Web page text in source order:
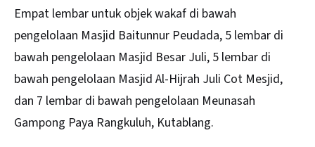
Empat lembar untuk objek wakaf di bawah
pengelolaan Masjid Baitunnur Peudada, 5 lembar di
bawah pengelolaan Masjid Besar Juli, 5 lembar di
bawah pengelolaan Masjid Al-Hijrah Juli Cot Mesjid,
dan 7 lembar di bawah pengelolaan Meunasah
Gampong Paya Rangkuluh, Kutablang.